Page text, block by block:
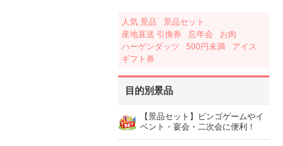
人気 景品
景品セット
産地直送 引換券
忘年会
お肉
ハーゲンダッツ
500円未満
アイス
ギフト券
目的別景品
【景品セット】ビンゴゲームやイ
ベント・宴会・二次会に便利！